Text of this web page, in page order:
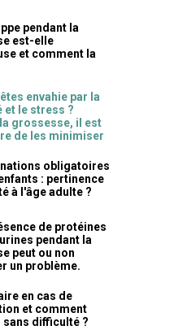
pendant la
est-elle
et comment la
envahie par la
et le stress ?
grossesse, il est
de les minimiser
obligatoires
: pertinence
à l'âge adulte ?
de protéines
pendant la
peut ou non
un problème.
en cas de
et comment
sans difficulté ?